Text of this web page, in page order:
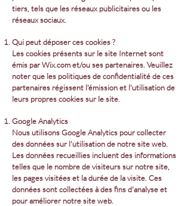
tiers, tels que les réseaux publicitaires ou les
réseaux sociaux.
Qui peut déposer ces cookies ?
Les cookies présents sur le site Internet sont
émis par Wix.com et/ou ses partenaires. Veuillez
noter que les politiques de confidentialité de ces
partenaires régissent l'émission et l'utilisation de
leurs propres cookies sur le site.
Google Analytics
Nous utilisons Google Analytics pour collecter
des données sur l'utilisation de notre site web.
Les données recueillies incluent des informations
telles que le nombre de visiteurs sur notre site,
les pages visitées et la durée de la visite. Ces
données sont collectées à des fins d'analyse et
pour améliorer notre site web.